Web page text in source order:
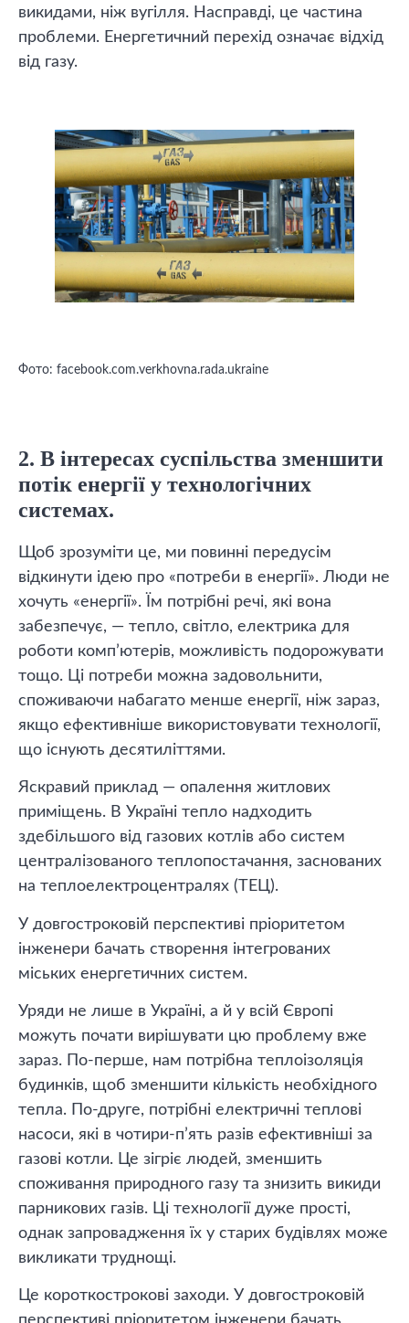
викидами, ніж вугілля. Насправді, це частина
проблеми. Енергетичний перехід означає відхід
від газу.
Фото: facebook.com.verkhovna.rada.ukraine
2. В інтересах суспільства зменшити
потік енергії у технологічних
системах.
Щоб зрозуміти це, ми повинні передусім
відкинути ідею про «потреби в енергії». Люди не
хочуть «енергії». Їм потрібні речі, які вона
забезпечує, — тепло, світло, електрика для
роботи комп’ютерів, можливість подорожувати
тощо. Ці потреби можна задовольнити,
споживаючи набагато менше енергії, ніж зараз,
якщо ефективніше використовувати технології,
що існують десятиліттями.
Яскравий приклад — опалення житлових
приміщень. В Україні тепло надходить
здебільшого від газових котлів або систем
централізованого теплопостачання, заснованих
на теплоелектроцентралях (ТЕЦ).
У довгостроковій перспективі пріоритетом
інженери бачать створення інтегрованих
міських енергетичних систем.
Уряди не лише в Україні, а й у всій Європі
можуть почати вирішувати цю проблему вже
зараз. По-перше, нам потрібна теплоізоляція
будинків, щоб зменшити кількість необхідного
тепла. По-друге, потрібні електричні теплові
насоси, які в чотири-п’ять разів ефективніші за
газові котли. Це зігріє людей, зменшить
споживання природного газу та знизить викиди
парникових газів. Ці технології дуже прості,
однак запровадження їх у старих будівлях може
викликати труднощі.
Це короткострокові заходи. У довгостроковій